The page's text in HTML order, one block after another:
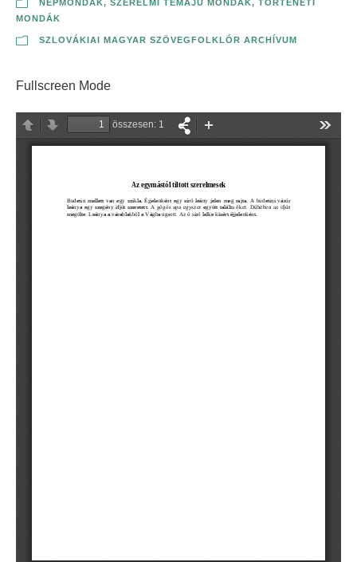
NÉPMONDÁK, SZERELMI TÉMÁJÚ MONDÁK, TÖRTÉNETI
MONDÁK
SZLOVÁKIAI MAGYAR SZÖVEGFOLKLÓR ARCHÍVUM
Fullscreen Mode